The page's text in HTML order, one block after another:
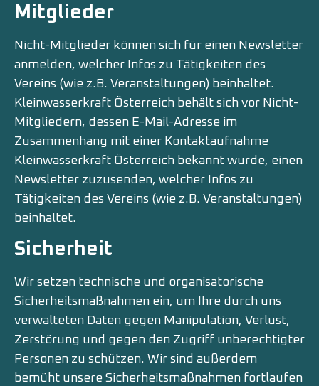
Mitglieder
Nicht-Mitglieder können sich für einen Newsletter
anmelden, welcher Infos zu Tätigkeiten des
Vereins (wie z.B. Veranstaltungen) beinhaltet.
Kleinwasserkraft Österreich behält sich vor Nicht-
Mitgliedern, dessen E-Mail-Adresse im
Zusammenhang mit einer Kontaktaufnahme
Kleinwasserkraft Österreich bekannt wurde, einen
Newsletter zuzusenden, welcher Infos zu
Tätigkeiten des Vereins (wie z.B. Veranstaltungen)
beinhaltet.
Sicherheit
Wir setzen technische und organisatorische
Sicherheitsmaßnahmen ein, um Ihre durch uns
verwalteten Daten gegen Manipulation, Verlust,
Zerstörung und gegen den Zugriff unberechtigter
Personen zu schützen. Wir sind außerdem
bemüht unsere Sicherheitsmaßnahmen fortlaufen